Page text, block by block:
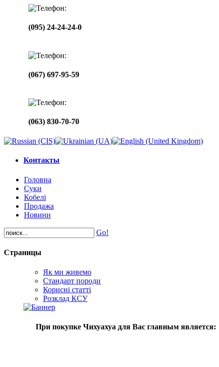
(095) 24-24-24-0
(067) 697-95-59
(063) 830-70-70
Контакты
Головна
Суки
Кобелі
Продажа
Новини
Go!
Страницы
Як ми живемо
Стандарт породи
Корисні статті
Розклад КСУ
При покупке Чихуахуа для Вас главным является: